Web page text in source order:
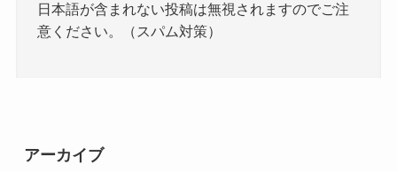
日本語が含まれない投稿は無視されますのでご注
意ください。（スパム対策）
アーカイブ